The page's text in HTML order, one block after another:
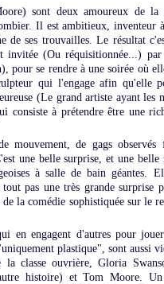
sont deux amoureux de la
Il est ambitieux, inventeur
de ses trouvailles. Le résultat
invitée (Ou réquisitionnée...)
se rendre à une soirée où
qui l'engage afin qu'elle
(Le grand artiste ayant les
consiste à prétendre être une
de gags observés
une belle surprise, et une
à salle de bain géantes.
pas une très grande surprise
la comédie sophistiquée sur le
en engagent d'autres pour
plastique", sont aussi
classe ouvrière, Gloria
histoire) et Tom Moore.